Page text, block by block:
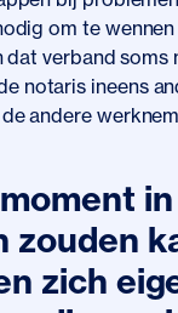
om te
dat verband soms
notaris ineens
andere
zouden
zich